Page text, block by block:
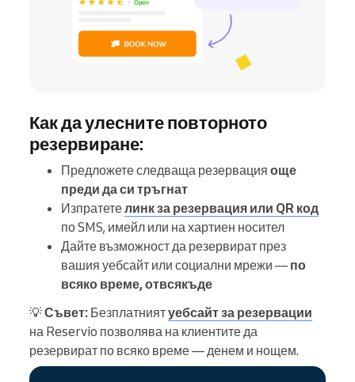
Как да улесните повторното
резервиране:
Предложете следваща резервация още
преди да си тръгнат
Изпратетелинк за резервация или QR код
по SMS, имейл или на хартиен носител
Дайте възможност да резервират през
вашия уебсайт или социални мрежи — по
всяко време, отвсякъде
💡Съвет: Безплатниятуебсайт за резервации
на Reservio позволява на клиентите да
резервират по всяко време — денем и нощем.